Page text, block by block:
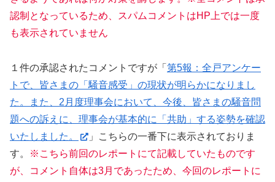
認制となっているため、スパムコメントはHP上では一度
も表示されていません
１件の承認されたコメントですが「 第5報：全戸アンケー
トで、皆さまの「騒音感受」の現状が明らかになりまし
た。また、2月度理事会において、今後、皆さまの騒音問
題への訴えに、理事会が基本的に「共助」する姿勢を確認
いたしました。
」こちらの一番下に表示されておりま
す。
※こちら前回のレポートにて記載していたものです
が、コメント自体は3月であったため、今回のレポートに